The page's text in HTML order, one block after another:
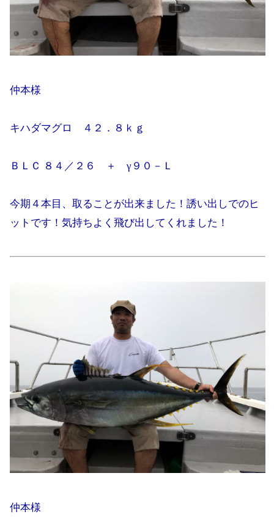
仲本様
キハダマグロ ４２．８ｋｇ
ＢＬＣ ８４／２６ ＋ γ９０－Ｌ
今期４本目、取ることが出来ました！誘い出しでのヒ
ットです！気持ちよく飛び出してくれました！
仲本様